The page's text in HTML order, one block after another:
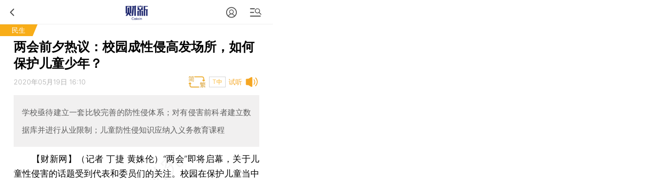
民生
两会前夕热议：校园成性侵高发场所，如何
保护儿童少年？
试听
2020年05月19日 16:10 T中
学校亟待建立一套比较完善的防性侵体系；对有侵害前科者建立数
据库并进行从业限制；儿童防性侵知识应纳入义务教育课程
【财新网】（记者 丁捷 黄姝伦） “两会”即将启幕，关于儿
童性侵害的话题受到代表和委员们的关注。校园在保护儿童当中